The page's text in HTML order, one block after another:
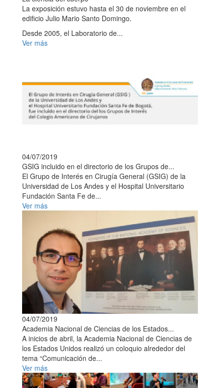
La exposición estuvo hasta el 30 de noviembre en el
edificio Julio Mario Santo Domingo.
Desde 2005, el Laboratorio de...
Ver más
04/07/2019
GSIG incluido en el directorio de los Grupos de...
El Grupo de Interés en Cirugía General (GSIG) de la
Universidad de Los Andes y el Hospital Universitario
Fundación Santa Fe de...
Ver más
04/07/2019
Academia Nacional de Ciencias de los Estados...
A inicios de abril, la Academia Nacional de Ciencias de
los Estados Unidos realizó un coloquio alrededor del
tema “Comunicación de...
Ver más